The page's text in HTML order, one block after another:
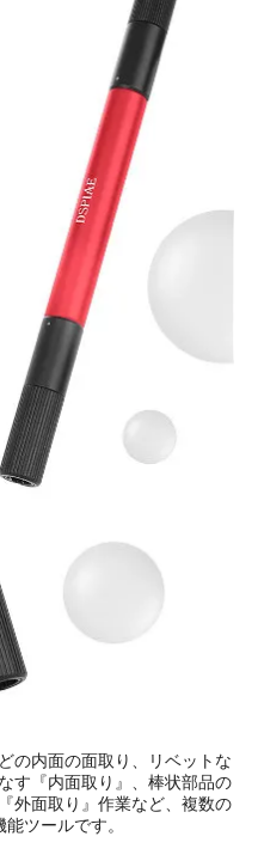
の内面の面取り、リベットな
す『内面取り』、棒状部品の
外面取り』作業など、複数の
ツールです。